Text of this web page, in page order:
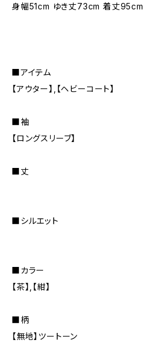
身幅51cm ゆき丈73cm 着丈95cm
■アイテム
【アウター】,【ヘビーコート】
■袖
【ロングスリーブ】
■丈
■シルエット
■カラー
【茶】,【紺】
■柄
【無地】ツートーン